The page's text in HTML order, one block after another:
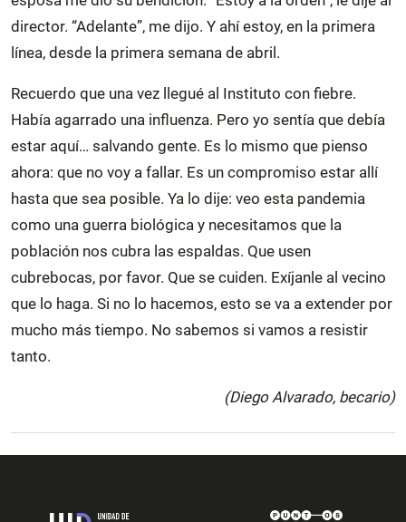
director. “Adelante”, me dijo. Y ahí estoy, en la primera
línea, desde la primera semana de abril.
Recuerdo que una vez llegué al Instituto con fiebre.
Había agarrado una influenza. Pero yo sentía que debía
estar aquí… salvando gente. Es lo mismo que pienso
ahora: que no voy a fallar. Es un compromiso estar allí
hasta que sea posible. Ya lo dije: veo esta pandemia
como una guerra biológica y necesitamos que la
población nos cubra las espaldas. Que usen
cubrebocas, por favor. Que se cuiden. Exíjanle al vecino
que lo haga. Si no lo hacemos, esto se va a extender por
mucho más tiempo. No sabemos si vamos a resistir
tanto.
(Diego Alvarado, becario)